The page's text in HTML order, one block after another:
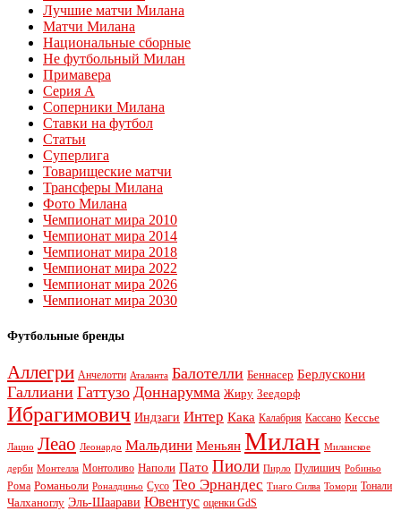
Лучшие матчи Милана
Матчи Милана
Национальные сборные
Не футбольный Милан
Примавера
Серия А
Соперники Милана
Ставки на футбол
Статьи
Суперлига
Товарищеские матчи
Трансферы Милана
Фото Милана
Чемпионат мира 2010
Чемпионат мира 2014
Чемпионат мира 2018
Чемпионат мира 2022
Чемпионат мира 2026
Чемпионат мира 2030
Футбольные бренды
Аллегри Анчелотти Аталанта Балотелли Беннасер Берлускони
Галлиани Гаттузо Доннарумма Жиру Зеедорф
Ибрагимович Индзаги Интер Кака Калабрия Кассано Кессье
Лацио Леао Леонардо Мальдини Меньян Милан Миланское
дерби Монтелла Монтоливо Наполи Пато Пиоли Пирло Пулишич Робиньо
Рома Романьоли Роналдиньо Сусо Тео Эрнандес Тиаго Силва Томори Тонали
Чалханоглу Эль-Шаарави Ювентус оценки GdS